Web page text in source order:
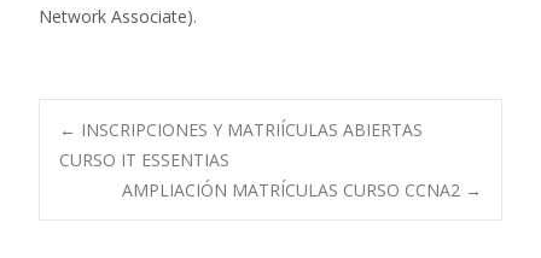
Network Associate).
Navegación
de
← INSCRIPCIONES Y MATRIÍCULAS ABIERTAS
CURSO IT ESSENTIAS
AMPLIACIÓN MATRÍCULAS CURSO CCNA2 →